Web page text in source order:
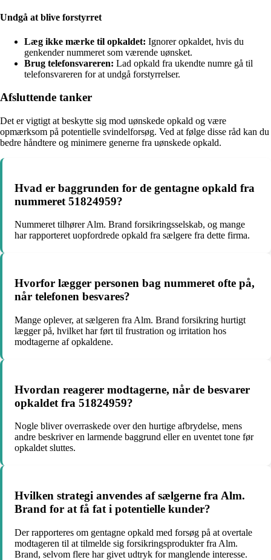
Undgå at blive forstyrret
Læg ikke mærke til opkaldet: Ignorer opkaldet, hvis du
genkender nummeret som værende uønsket.
Brug telefonsvareren: Lad opkald fra ukendte numre gå til
telefonsvareren for at undgå forstyrrelser.
Afsluttende tanker
Det er vigtigt at beskytte sig mod uønskede opkald og være
opmærksom på potentielle svindelforsøg. Ved at følge disse råd kan du
bedre håndtere og minimere generne fra uønskede opkald.
Hvad er baggrunden for de gentagne opkald fra
nummeret 51824959?
Nummeret tilhører Alm. Brand forsikringsselskab, og mange
har rapporteret uopfordrede opkald fra sælgere fra dette firma.
Hvorfor lægger personen bag nummeret ofte på,
når telefonen besvares?
Mange oplever, at sælgeren fra Alm. Brand forsikring hurtigt
lægger på, hvilket har ført til frustration og irritation hos
modtagerne af opkaldene.
Hvordan reagerer modtagerne, når de besvarer
opkaldet fra 51824959?
Nogle bliver overraskede over den hurtige afbrydelse, mens
andre beskriver en larmende baggrund eller en uventet tone før
opkaldet sluttes.
Hvilken strategi anvendes af sælgerne fra Alm.
Brand for at få fat i potentielle kunder?
Der rapporteres om gentagne opkald med forsøg på at overtale
modtageren til at tilmelde sig forsikringsprodukter fra Alm.
Brand, selvom flere har givet udtryk for manglende interesse.